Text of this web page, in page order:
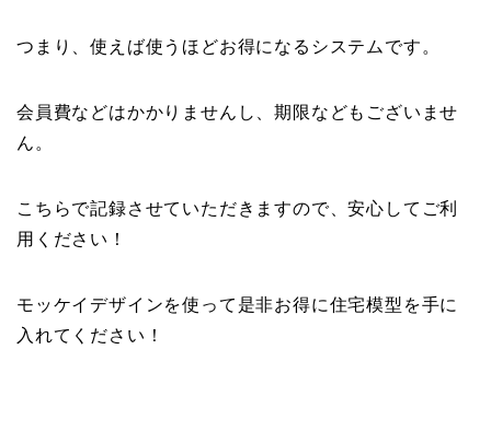
つまり、使えば使うほどお得になるシステムです。
会員費などはかかりませんし、期限などもございませ
ん。
こちらで記録させていただきますので、安心してご利
用ください！
モッケイデザインを使って是非お得に住宅模型を手に
入れてください！